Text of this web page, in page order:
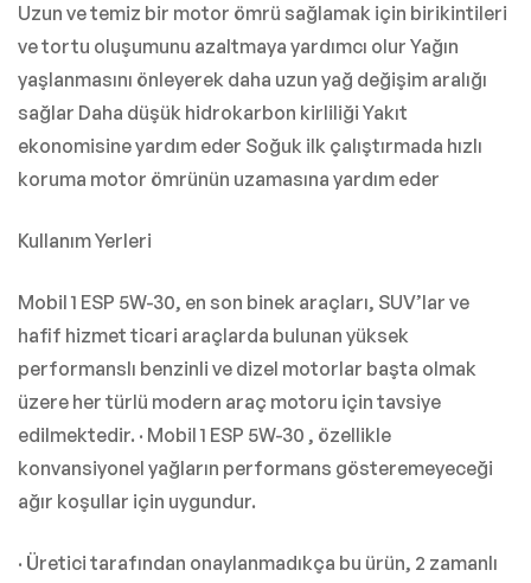
Uzun ve temiz bir motor ömrü sağlamak için birikintileri
ve tortu oluşumunu azaltmaya yardımcı olur Yağın
yaşlanmasını önleyerek daha uzun yağ değişim aralığı
sağlar Daha düşük hidrokarbon kirliliği Yakıt
ekonomisine yardım eder Soğuk ilk çalıştırmada hızlı
koruma motor ömrünün uzamasına yardım eder
Kullanım Yerleri
Mobil 1 ESP 5W-30, en son binek araçları, SUV’lar ve
hafif hizmet ticari araçlarda bulunan yüksek
performanslı benzinli ve dizel motorlar başta olmak
üzere her türlü modern araç motoru için tavsiye
edilmektedir. · Mobil 1 ESP 5W-30 , özellikle
konvansiyonel yağların performans gösteremeyeceği
ağır koşullar için uygundur.
· Üretici tarafından onaylanmadıkça bu ürün, 2 zamanlı